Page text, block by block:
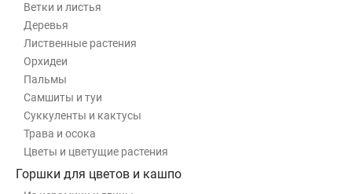
Ветки и листья
Деревья
Лиственные растения
Орхидеи
Пальмы
Самшиты и туи
Суккуленты и кактусы
Трава и осока
Цветы и цветущие растения
Горшки для цветов и кашпо